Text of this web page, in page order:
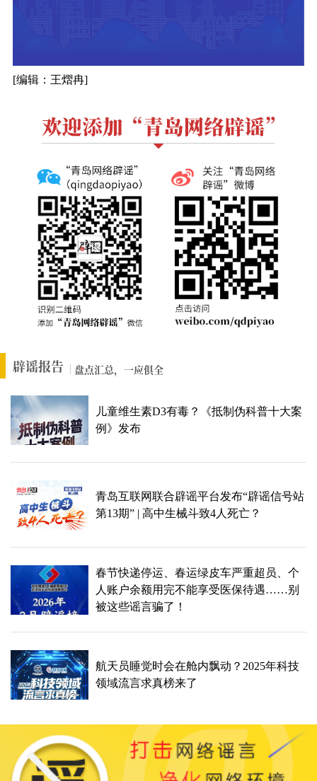
[编辑：王熠冉]
辟谣报告 盘点汇总，一应俱全
儿童维生素D3有毒？《抵制伪科普十大案
例》发布
青岛互联网联合辟谣平台发布“辟谣信号站
第13期” | 高中生械斗致4人死亡？
春节快递停运、春运绿皮车严重超员、个
人账户余额用完不能享受医保待遇……别
被这些谣言骗了！
航天员睡觉时会在舱内飘动？2025年科技
领域流言求真榜来了